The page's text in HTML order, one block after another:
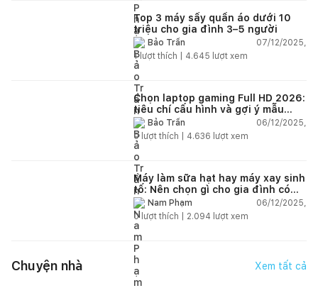
Top 3 máy sấy quần áo dưới 10
triệu cho gia đình 3–5 người
Bảo Trần
07/12/2025,
1lượt thích | 4.645 lượt xem
Chọn laptop gaming Full HD 2026:
tiêu chí cấu hình và gợi ý mẫu
đáng mua
Bảo Trần
06/12/2025,
0lượt thích | 4.636 lượt xem
Máy làm sữa hạt hay máy xay sinh
tố: Nên chọn gì cho gia đình có
trẻ nhỏ (2–4 người)?
Nam Phạm
06/12/2025,
0lượt thích | 2.094 lượt xem
Chuyện nhà Xem tất cả